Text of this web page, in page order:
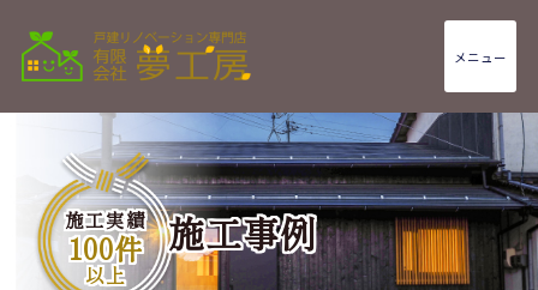
メニュー
施工実績
100件
以上
施工事例